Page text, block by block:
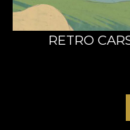
RETRO